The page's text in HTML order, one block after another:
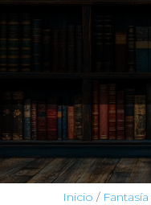
Inicio / Fantasía